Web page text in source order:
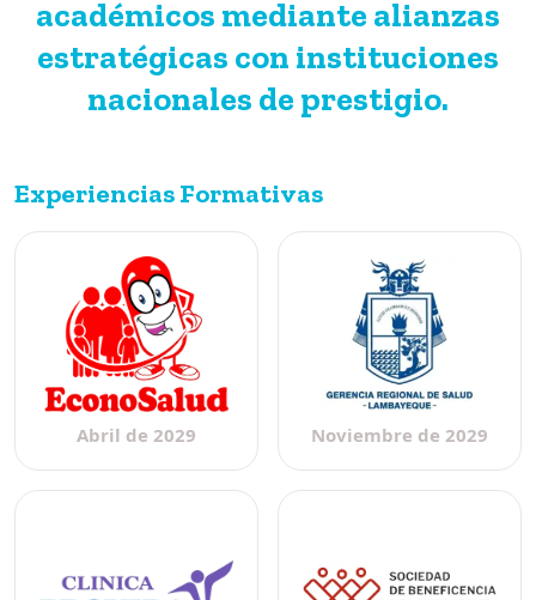
académicos mediante alianzas
estratégicas con instituciones
nacionales de prestigio.
Experiencias Formativas
Abril de 2029 Noviembre de 2029